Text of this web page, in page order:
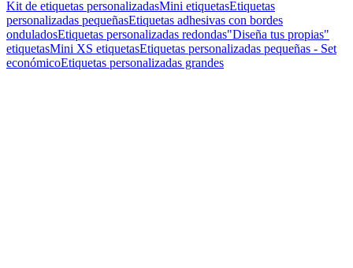
Kit de etiquetas personalizadasMini etiquetasEtiquetas
personalizadas pequeñasEtiquetas adhesivas con bordes
onduladosEtiquetas personalizadas redondas"Diseña tus propias"
etiquetasMini XS etiquetasEtiquetas personalizadas pequeñas - Set
económicoEtiquetas personalizadas grandes